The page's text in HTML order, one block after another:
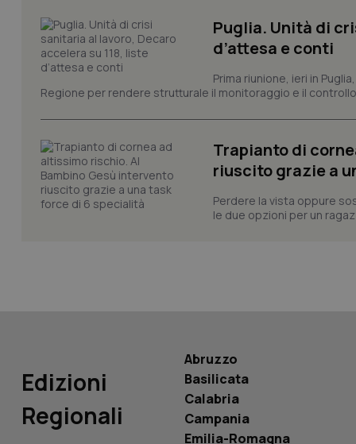
Puglia. Unità di
d’attesa e conti
Prima riunione, ieri in
Regione per rendere strutturale il monitoraggio e il
Trapianto di
riuscito grazie a
Perdere la vista oppure
le due opzioni per un
Edizioni
Regionali
Abruzzo
Basilicata
Calabria
Campania
Emilia-Romagna
session-id
_ga
PHPSESSID